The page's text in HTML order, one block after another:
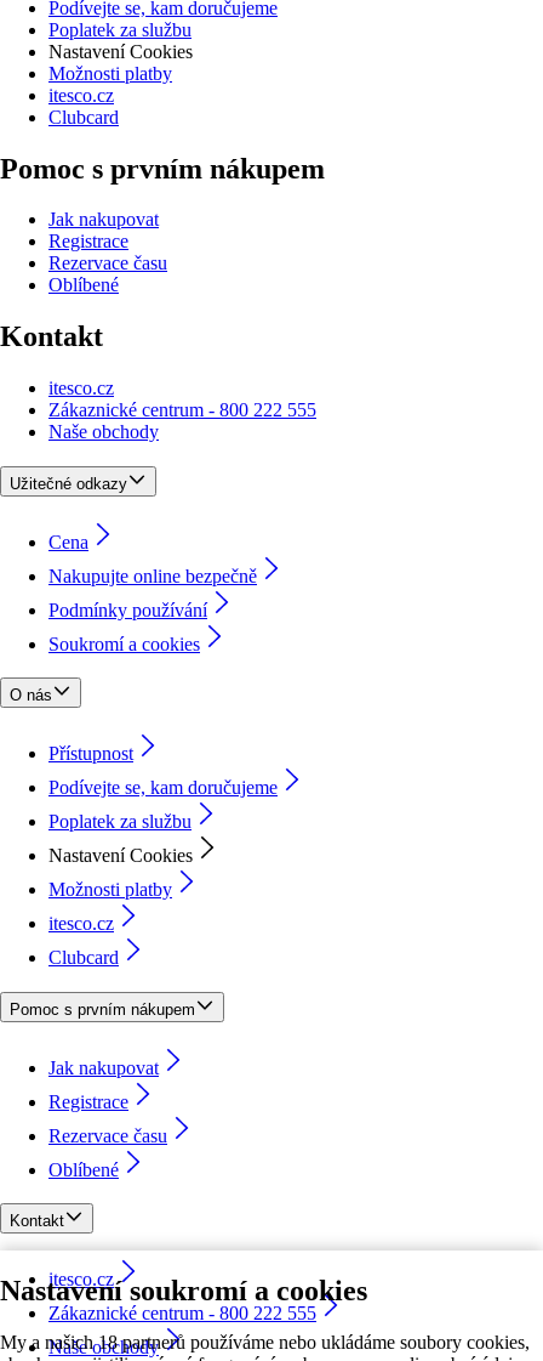
Nastavení soukromí a cookies
My a našich 18 partnerů používáme nebo ukládáme soubory cookies,
Podívejte se, kam doručujeme
Poplatek za službu
Nastavení Cookies
Možnosti platby
itesco.cz
Clubcard
Pomoc s prvním nákupem
Jak nakupovat
Registrace
Rezervace času
Oblíbené
Kontakt
itesco.cz
Zákaznické centrum - 800 222 555
Naše obchody
Užitečné odkazy
Cena
Nakupujte online bezpečně
Podmínky používání
Soukromí a cookies
O nás
Přístupnost
Podívejte se, kam doručujeme
Poplatek za službu
Nastavení Cookies
Možnosti platby
itesco.cz
Clubcard
Pomoc s prvním nákupem
Jak nakupovat
Registrace
Rezervace času
Oblíbené
Kontakt
itesco.cz
Zákaznické centrum - 800 222 555
Naše obchody